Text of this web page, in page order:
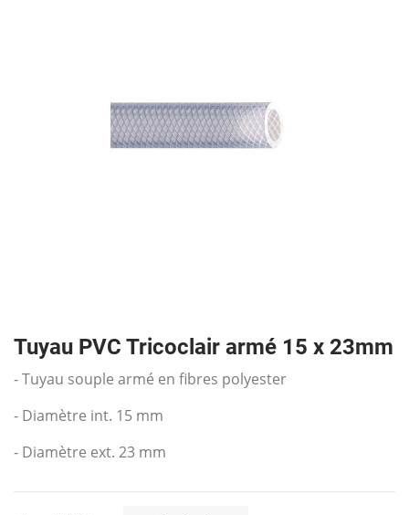
Tuyau PVC Tricoclair armé 15 x 23mm
- Tuyau souple armé en fibres polyester
- Diamètre int. 15 mm
- Diamètre ext. 23 mm